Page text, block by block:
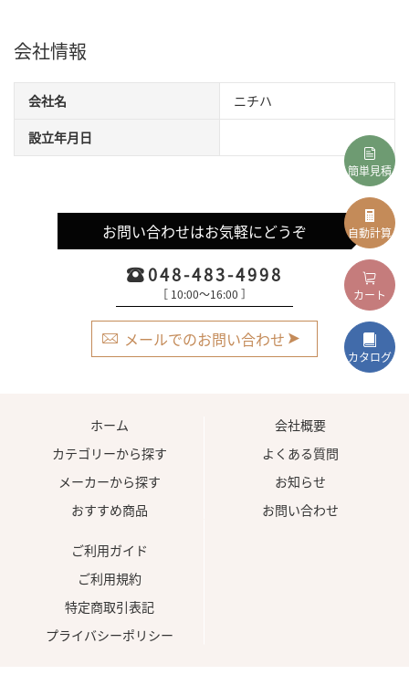
会社情報
会社名
ニチハ
設立年月日
お問い合わせはお気軽にどうぞ
048-483-4998
［ 10:00〜16:00 ］
メールでのお問い合わせ
ホーム
カテゴリーから探す
メーカーから探す
おすすめ商品
会社概要
よくある質問
お知らせ
お問い合わせ
ご利用ガイド
ご利用規約
特定商取引表記
プライバシーポリシー
簡単見積
自動計算
カート
カタログ